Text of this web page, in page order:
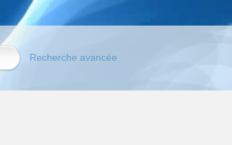
Recherche avancée